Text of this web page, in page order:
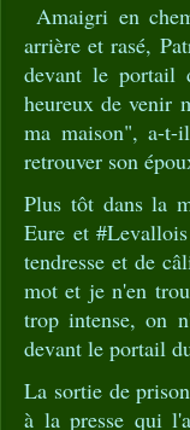
Amaigri en
arrière et rasé,
devant le portail
heureux de venir
ma maison", a-t-
retrouver son
Plus tôt dans la
Eure et
tendresse et de
mot et je n'en
trop intense, on
devant le portail
La sortie de
à la presse qui